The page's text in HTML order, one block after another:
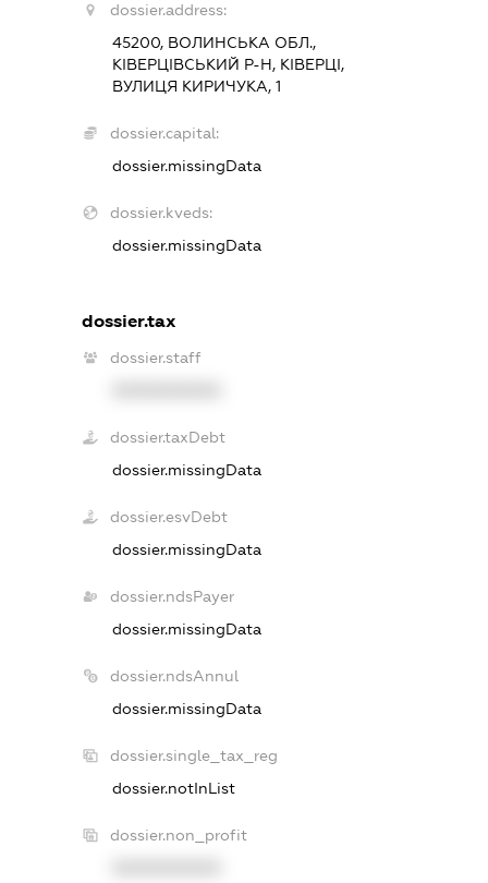
dossier.address:
45200, ВОЛИНСЬКА ОБЛ.,
КІВЕРЦІВСЬКИЙ Р-Н, КІВЕРЦІ,
ВУЛИЦЯ КИРИЧУКА, 1
dossier.capital:
dossier.missingData
dossier.kveds:
dossier.missingData
dossier.tax
dossier.staff
dossier.taxDebt
dossier.missingData
dossier.esvDebt
dossier.missingData
dossier.ndsPayer
dossier.missingData
dossier.ndsAnnul
dossier.missingData
dossier.single_tax_reg
dossier.notInList
dossier.non_profit